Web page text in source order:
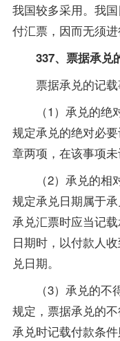
我国较多采用。我
付汇票，因而无须进
337、票据承兑
票据承兑的记载
（1）承兑的绝对
规定承兑的绝对必
章两项，在该事项
（2）承兑的相对
规定承兑日期属于
承兑汇票时应当记
日期时，以付款人
兑日期。
（3）承兑的不得
规定，票据承兑的
承兑时记载付款条